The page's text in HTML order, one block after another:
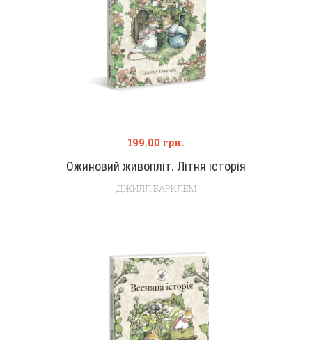
Ожиновий живопліт. Літня історія
199.00 грн.
ДЖИЛЛ БАРКЛЕМ